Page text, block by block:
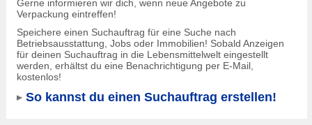
Gerne informieren wir dich, wenn neue Angebote zu
Verpackung eintreffen!
Speichere einen Suchauftrag für eine Suche nach
Betriebsausstattung, Jobs oder Immobilien! Sobald Anzeigen
für deinen Suchauftrag in die Lebensmittelwelt eingestellt
werden, erhältst du eine Benachrichtigung per E-Mail,
kostenlos!
So kannst du einen Suchauftrag erstellen!